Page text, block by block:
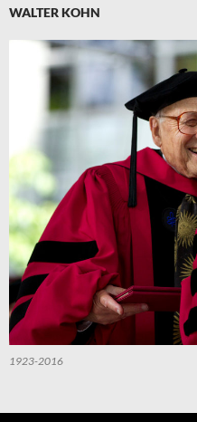
WALTER KOHN
1923-2016